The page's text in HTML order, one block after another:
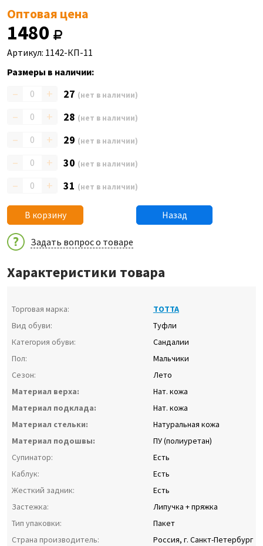
Оптовая цена
1480
Артикул: 1142-КП-11
Размеры в наличии:
– + 27 (нет в наличии)
– + 28 (нет в наличии)
– + 29 (нет в наличии)
– + 30 (нет в наличии)
– + 31 (нет в наличии)
В корзину Назад
Задать вопрос о товаре
Характеристики товара
Торговая марка:
ТОТТА
Вид обуви:
Туфли
Категория обуви:
Сандалии
Пол:
Мальчики
Сезон:
Лето
Материал верха:
Нат. кожа
Материал подклада:
Нат. кожа
Материал стельки:
Натуральная кожа
Материал подошвы:
ПУ (полиуретан)
Супинатор:
Есть
Каблук:
Есть
Жесткий задник:
Есть
Застежка:
Липучка + пряжка
Тип упаковки:
Пакет
Страна производитель:
Россия, г. Санкт-Петербург